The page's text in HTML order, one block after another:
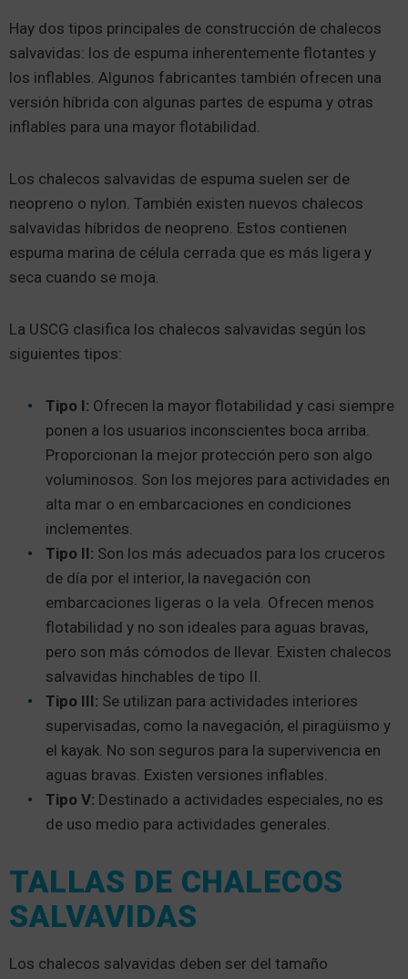
Hay dos tipos principales de construcción de chalecos
salvavidas: los de espuma inherentemente flotantes y
los inflables. Algunos fabricantes también ofrecen una
versión híbrida con algunas partes de espuma y otras
inflables para una mayor flotabilidad.
Los chalecos salvavidas de espuma suelen ser de
neopreno o nylon. También existen nuevos chalecos
salvavidas híbridos de neopreno. Estos contienen
espuma marina de célula cerrada que es más ligera y
seca cuando se moja.
La USCG clasifica los chalecos salvavidas según los
siguientes tipos:
Tipo I: Ofrecen la mayor flotabilidad y casi siempre
ponen a los usuarios inconscientes boca arriba.
Proporcionan la mejor protección pero son algo
voluminosos. Son los mejores para actividades en
alta mar o en embarcaciones en condiciones
inclementes.
Tipo II: Son los más adecuados para los cruceros
de día por el interior, la navegación con
embarcaciones ligeras o la vela. Ofrecen menos
flotabilidad y no son ideales para aguas bravas,
pero son más cómodos de llevar. Existen chalecos
salvavidas hinchables de tipo II.
Tipo III: Se utilizan para actividades interiores
supervisadas, como la navegación, el piragüismo y
el kayak. No son seguros para la supervivencia en
aguas bravas. Existen versiones inflables.
Tipo V: Destinado a actividades especiales, no es
de uso medio para actividades generales.
TALLAS DE CHALECOS
SALVAVIDAS
Los chalecos salvavidas deben ser del tamaño